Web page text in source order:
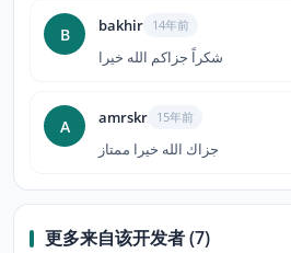
B bakhir 14年前
شکراً جزاکم الله خیرا
A amrskr 15年前
جزاك الله خيرا ممتاز
更多来自该开发者 (7)